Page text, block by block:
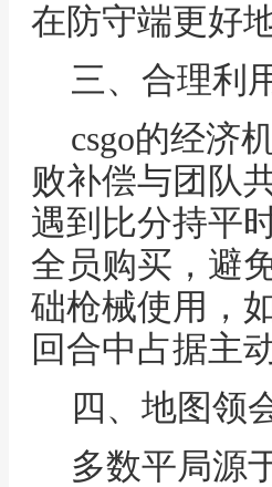
在防守端更好
三、合理利
csgo的经济
败补偿与团队
遇到比分持平
全员购买，避
础枪械使用，
回合中占据主
四、地图领
多数平局源